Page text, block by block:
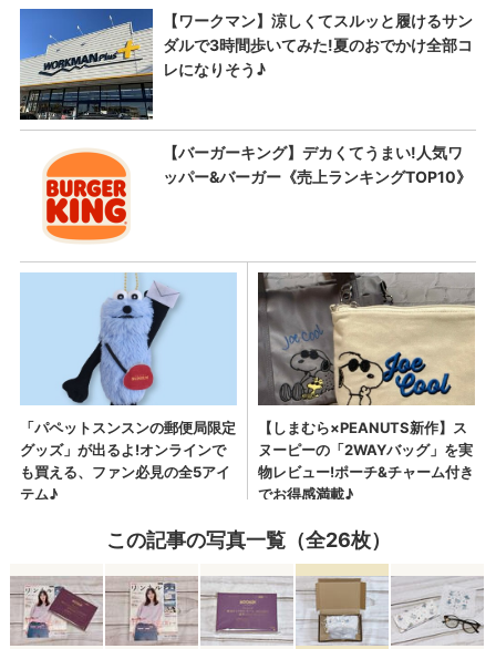
この記事の写真一覧（全26枚）